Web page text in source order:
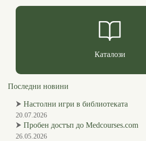
Каталози
Последни новини
⮞ Настолни игри в библиотеката
20.07.2026
⮞ Пробен достъп до Medcourses.com
26.05.2026